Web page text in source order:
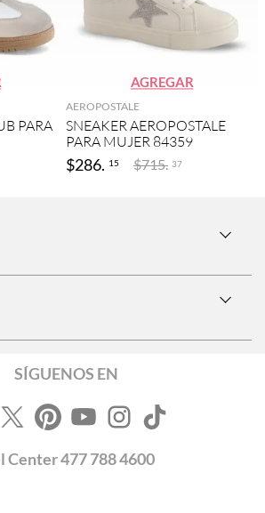
PARA
AGREGAR
AEROPOSTALE
SNEAKER AEROPOSTALE
PARA MUJER 84359
$286. 15 $715. 37
SÍGUENOS EN
Center477 788 4600